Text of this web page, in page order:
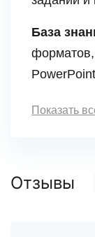
База
Показать
Отзывы